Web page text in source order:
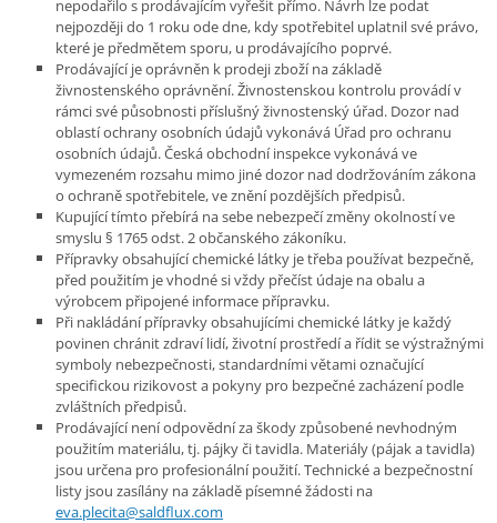
nepodařilo s prodávajícím vyřešit přímo. Návrh lze podat
nejpozději do 1 roku ode dne, kdy spotřebitel uplatnil své právo,
které je předmětem sporu, u prodávajícího poprvé.
Prodávající je oprávněn k prodeji zboží na základě
živnostenského oprávnění. Živnostenskou kontrolu provádí v
rámci své působnosti příslušný živnostenský úřad. Dozor nad
oblastí ochrany osobních údajů vykonává Úřad pro ochranu
osobních údajů. Česká obchodní inspekce vykonává ve
vymezeném rozsahu mimo jiné dozor nad dodržováním zákona
o ochraně spotřebitele, ve znění pozdějších předpisů.
Kupující tímto přebírá na sebe nebezpečí změny okolností ve
smyslu § 1765 odst. 2 občanského zákoníku.
Přípravky obsahující chemické látky je třeba používat bezpečně,
před použitím je vhodné si vždy přečíst údaje na obalu a
výrobcem připojené informace přípravku.
Při nakládání přípravky obsahujícími chemické látky je každý
povinen chránit zdraví lidí, životní prostředí a řídit se výstražnými
symboly nebezpečnosti, standardními větami označující
specifickou rizikovost a pokyny pro bezpečné zacházení podle
zvláštních předpisů.
Prodávající není odpovědní za škody způsobené nevhodným
použitím materiálu, tj. pájky či tavidla. Materiály (pájak a tavidla)
jsou určena pro profesionální použití. Technické a bezpečnostní
listy jsou zasílány na základě písemné žádosti na
eva.plecita@saldflux.com